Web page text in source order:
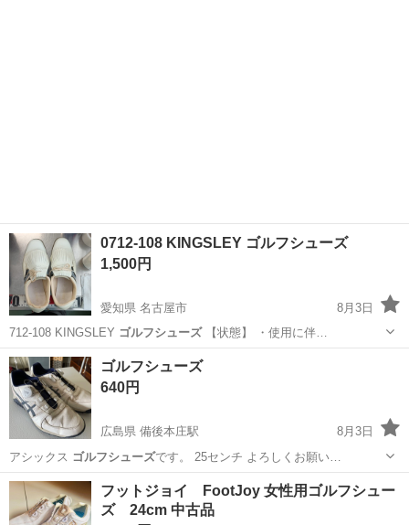
0712-108 KINGSLEY ゴルフシューズ
1,500円
愛知県 名古屋市
8月3日
712-108 KINGSLEY ゴルフシューズ 【状態】 ・使用に伴…
愛知 名古屋市 ゴルフシューズ
ゴルフシューズ
640円
広島県 備後本庄駅
8月3日
アシックス ゴルフシューズです。 25センチ よろしくお願い…
広島 福山市 備後本庄駅 ゴルフシューズ
フットジョイ FootJoy 女性用ゴルフシュー
ズ 24cm 中古品